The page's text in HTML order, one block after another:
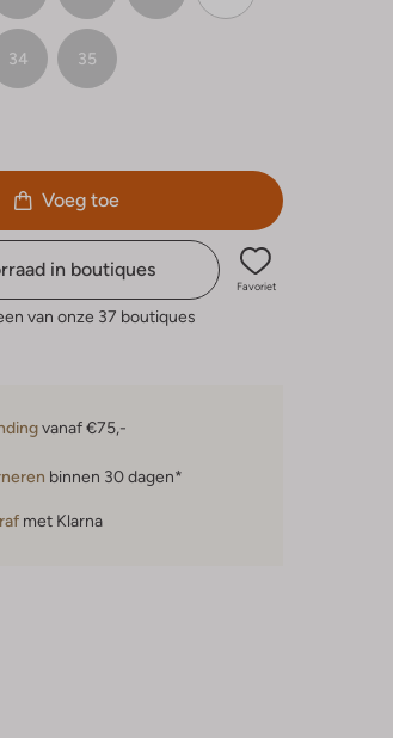
34 35
Voeg toe
in boutiques
Favoriet
van onze 37 boutiques
vanaf €75,-
binnen 30 dagen*
met Klarna